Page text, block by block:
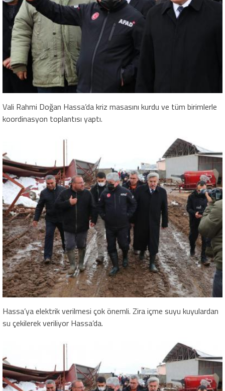
Vali Rahmi Doğan Hassa’da kriz masasını kurdu ve tüm birimlerle
koordinasyon toplantısı yaptı.
Hassa’ya elektrik verilmesi çok önemli. Zira içme suyu kuyulardan
su çekilerek veriliyor Hassa’da.